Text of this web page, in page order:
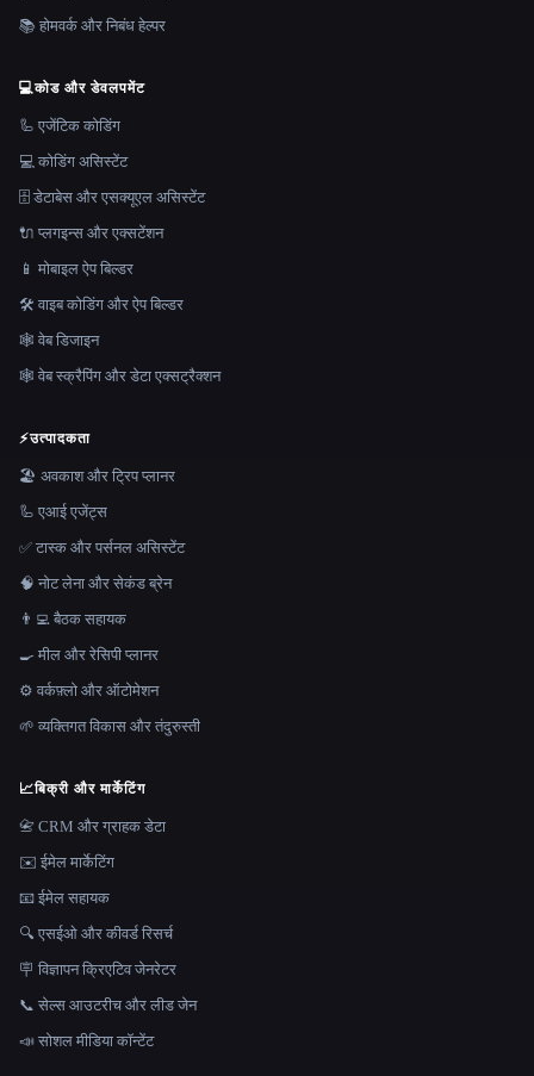
📚 होमवर्क और निबंध हेल्पर
💻कोड और डेवलपमेंट
🦾 एजेंटिक कोडिंग
💻 कोडिंग असिस्टेंट
🗄️ डेटाबेस और एसक्यूएल असिस्टेंट
🔌 प्लगइन्स और एक्सटेंशन
📱 मोबाइल ऐप बिल्डर
🛠️ वाइब कोडिंग और ऐप बिल्डर
🕸 वेब डिजाइन
🕸️ वेब स्क्रैपिंग और डेटा एक्सट्रैक्शन
⚡उत्पादकता
🏖 अवकाश और ट्रिप प्लानर
🦾 एआई एजेंट्स
✅ टास्क और पर्सनल असिस्टेंट
🧠 नोट लेना और सेकंड ब्रेन
👨‍💻 बैठक सहायक
🍳 मील और रेसिपी प्लानर
⚙️ वर्कफ़्लो और ऑटोमेशन
🌱 व्यक्तिगत विकास और तंदुरुस्ती
📈बिक्री और मार्केटिंग
📇 CRM और ग्राहक डेटा
✉️ ईमेल मार्केटिंग
📧 ईमेल सहायक
🔍 एसईओ और कीवर्ड रिसर्च
🪧 विज्ञापन क्रिएटिव जेनरेटर
📞 सेल्स आउटरीच और लीड जेन
📣 सोशल मीडिया कॉन्टेंट